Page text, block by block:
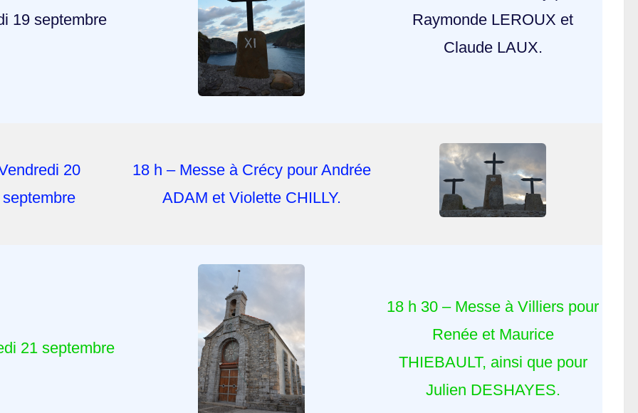
19 septembre
Raymonde LEROUX et
Claude LAUX.
20
septembre
18 h – Messe à Crécy pour Andrée
ADAM et Violette CHILLY.
21 septembre
18 h 30 – Messe à Villiers pour
Renée et Maurice
THIEBAULT, ainsi que pour
Julien DESHAYES.